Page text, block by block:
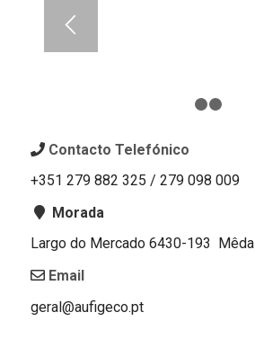
Contacto Telefónico
+351 279 882 325 / 279 098 009
Morada
Largo do Mercado 6430-193 Mêda
Email
geral@aufigeco.pt